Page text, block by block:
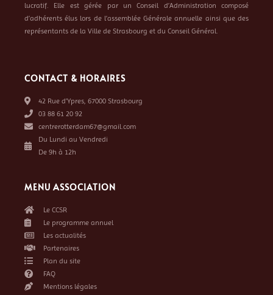
lucratif. Elle est gérée par un Conseil d’Administration composé
d’adhérents élus lors de l’assemblée Générale annuelle ainsi que des
représentants de la Ville de Strasbourg et du Conseil Général.
CONTACT & HORAIRES
42 Rue d’Ypres, 67000 Strasbourg
03 88 61 20 92
centrerotterdam67@gmail.com
Du Lundi au Vendredi
De 9h à 12h
MENU ASSOCIATION
Le CCSR
Le programme annuel
Les actualités
Partenaires
Plan du site
FAQ
Mentions légales